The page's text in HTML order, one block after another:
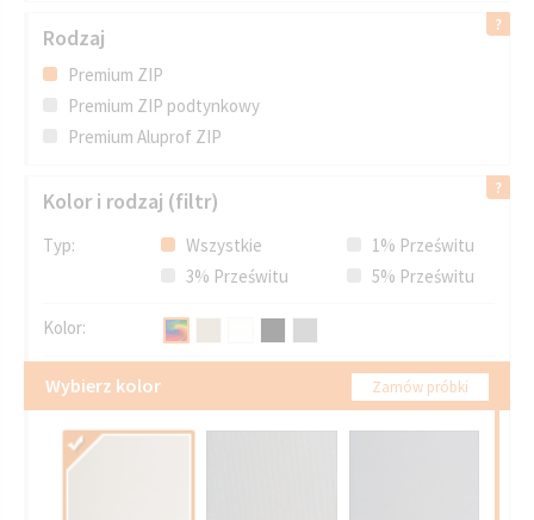
Rodzaj
Premium ZIP
Premium ZIP podtynkowy
Premium Aluprof ZIP
Kolor i rodzaj (filtr)
Typ: Wszystkie
1% Prześwitu
3% Prześwitu
5% Prześwitu
Kolor:
Wybierz kolor Zamów próbki